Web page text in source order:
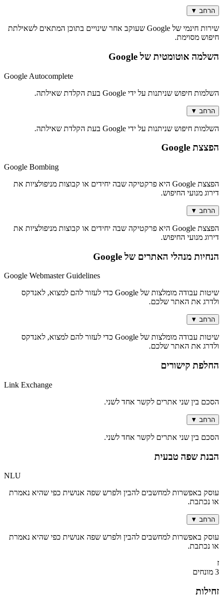
הרחב ▼
שירות חינמי של Google שעוקב אחר שינויים בתוכן המתאים לשאילתת
חיפוש מסוימת.
השלמה אוטומטית של Google
Google Autocomplete
השלמות חיפוש שניתנות על ידי Google בעת הקלדת שאילתה.
הרחב ▼
השלמות חיפוש שניתנות על ידי Google בעת הקלדת שאילתה.
הפצצת Google
Google Bombing
הפצצת Google היא פרקטיקה שבה יחידים או קבוצות מניפולציות את
דירוג מנועי החיפוש.
הרחב ▼
הפצצת Google היא פרקטיקה שבה יחידים או קבוצות מניפולציות את
דירוג מנועי החיפוש.
הנחיות מנהלי האתרים של Google
Google Webmaster Guidelines
שיטות עבודה מומלצות של Google כדי לעזור להם למצוא, לאנדקס
ולדרג את האתר שלכם.
הרחב ▼
שיטות עבודה מומלצות של Google כדי לעזור להם למצוא, לאנדקס
ולדרג את האתר שלכם.
החלפת קישורים
Link Exchange
הסכם בין שני אתרים לקשר אחד לשני.
הרחב ▼
הסכם בין שני אתרים לקשר אחד לשני.
הבנת שפה טבעית
NLU
עוסק באפשרות למחשבים להבין ולפרש שפה אנושית כפי שהיא נאמרת
או נכתבת.
הרחב ▼
עוסק באפשרות למחשבים להבין ולפרש שפה אנושית כפי שהיא נאמרת
או נכתבת.
ז
3 מונחים
זחילות